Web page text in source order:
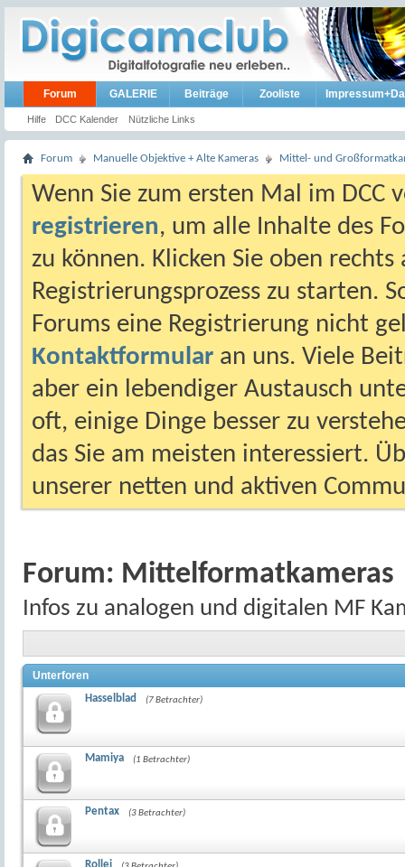
Forum
Hilfe DCC Kalender Nützliche Links
GALERIE Beiträge Zooliste
Forum Manuelle Objektive + Alte Kameras Mittel- und
Wenn Sie zum ersten Mal im DCC
registrieren, um alle Inhalte des
zu können. Klicken Sie oben
Registrierungsprozess zu starten.
Forums eine Registrierung nicht
Kontaktformular an uns. Viele
aber ein lebendiger Austausch
oft, einige Dinge besser zu
das Sie am meisten interessiert.
unserer netten und aktiven
Forum: Mittelformatkameras
Infos zu analogen und digitalen MF
Unterforen
Hasselblad (7 Betrachter)
Mamiya (1 Betrachter)
Pentax (3 Betrachter)